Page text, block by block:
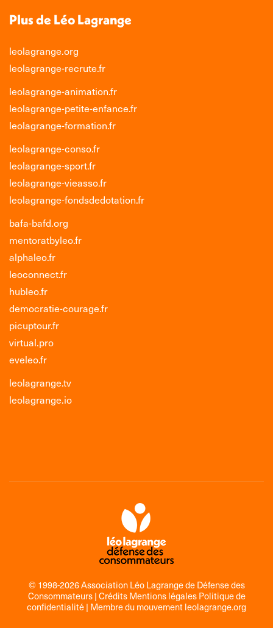
Plus de Léo Lagrange
leolagrange.org
leolagrange-recrute.fr
leolagrange-animation.fr
leolagrange-petite-enfance.fr
leolagrange-formation.fr
leolagrange-conso.fr
leolagrange-sport.fr
leolagrange-vieasso.fr
leolagrange-fondsdedotation.fr
bafa-bafd.org
mentoratbyleo.fr
alphaleo.fr
leoconnect.fr
hubleo.fr
democratie-courage.fr
picuptour.fr
virtual.pro
eveleo.fr
leolagrange.tv
leolagrange.io
© 1998-2026 Association Léo Lagrange de Défense des
Consommateurs |Crédits Mentions légales Politique de
confidentialité| Membre du mouvementleolagrange.org